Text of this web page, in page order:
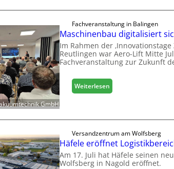
b
e
l
b
r
a
c
h
r
ö
r
e
GmbH
Fachveranstaltung in Balingen
Maschinenbau digitalisiert
Im Rahmen der ‚Innovationstage
Reutlingen war Aero-Lift Mitte
Fachveranstaltung zur Zukunft
Weiterlesen:
M
h
i
n
e
Versandzentrum am Wolfsberg
Häfele eröffnet
Am 17. Juli hat Häfele seinen
Wolfsberg in Nagold eröffnet.